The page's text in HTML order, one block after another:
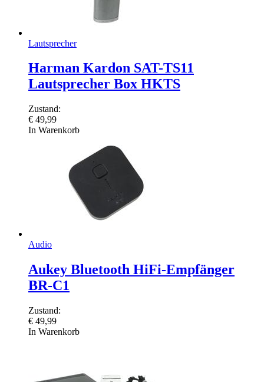
Lautsprecher
Harman Kardon SAT-TS11
Lautsprecher Box HKTS
Zustand:
€ 49,99
In Warenkorb
Audio
Aukey Bluetooth HiFi-Empfänger
BR-C1
Zustand:
€ 49,99
In Warenkorb